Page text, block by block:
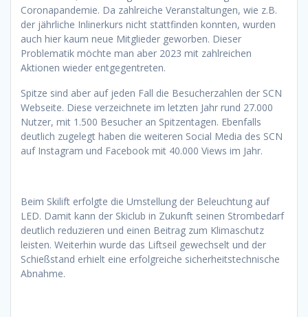
Coronapandemie. Da zahlreiche Veranstaltungen, wie z.B.
der jährliche Inlinerkurs nicht stattfinden konnten, wurden
auch hier kaum neue Mitglieder geworben. Dieser
Problematik möchte man aber 2023 mit zahlreichen
Aktionen wieder entgegentreten.
Spitze sind aber auf jeden Fall die Besucherzahlen der SCN
Webseite. Diese verzeichnete im letzten Jahr rund 27.000
Nutzer, mit 1.500 Besucher an Spitzentagen. Ebenfalls
deutlich zugelegt haben die weiteren Social Media des SCN
auf Instagram und Facebook mit 40.000 Views im Jahr.
Beim Skilift erfolgte die Umstellung der Beleuchtung auf
LED. Damit kann der Skiclub in Zukunft seinen Strombedarf
deutlich reduzieren und einen Beitrag zum Klimaschutz
leisten. Weiterhin wurde das Liftseil gewechselt und der
Schießstand erhielt eine erfolgreiche sicherheitstechnische
Abnahme.